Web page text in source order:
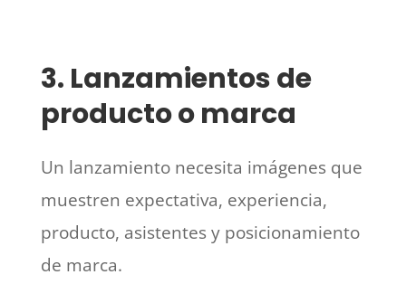
3. Lanzamientos de
producto o marca
Un lanzamiento necesita imágenes que
muestren expectativa, experiencia,
producto, asistentes y posicionamiento
de marca.